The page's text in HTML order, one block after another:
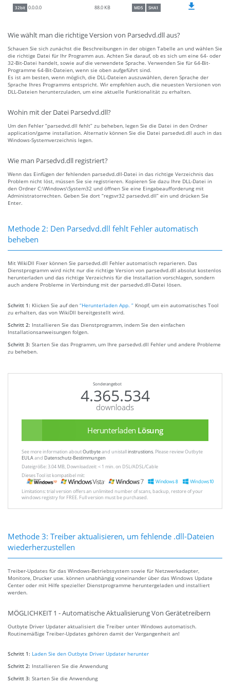
32bit 0.0.0.0 88.0 KB MD5 SHA1
Wie wählt man die richtige Version von Parsedvd.dll aus?
Schauen Sie sich zunächst die Beschreibungen in der obigen Tabelle an und wählen Sie
die richtige Datei für Ihr Programm aus. Achten Sie darauf, ob es sich um eine 64- oder
32-Bit-Datei handelt, sowie auf die verwendete Sprache. Verwenden Sie für 64-Bit-
Programme 64-Bit-Dateien, wenn sie oben aufgeführt sind.
Es ist am besten, wenn möglich, die DLL-Dateien auszuwählen, deren Sprache der
Sprache Ihres Programms entspricht. Wir empfehlen auch, die neuesten Versionen von
DLL-Dateien herunterzuladen, um eine aktuelle Funktionalität zu erhalten.
Wohin mit der Datei Parsedvd.dll?
Um den Fehler “parsedvd.dll fehlt” zu beheben, legen Sie die Datei in den Ordner
application/game installation. Alternativ können Sie die Datei parsedvd.dll auch in das
Windows-Systemverzeichnis legen.
Wie man Parsedvd.dll registriert?
Wenn das Einfügen der fehlenden parsedvd.dll-Datei in das richtige Verzeichnis das
Problem nicht löst, müssen Sie sie registrieren. Kopieren Sie dazu Ihre DLL-Datei in
den Ordner C:\Windows\System32 und öffnen Sie eine Eingabeaufforderung mit
Administratorrechten. Geben Sie dort “regsvr32 parsedvd.dll” ein und drücken Sie
Enter.
Methode 2: Den Parsedvd.dll fehlt Fehler automatisch
beheben
Mit WikiDll Fixer können Sie parsedvd.dll Fehler automatisch reparieren. Das
Dienstprogramm wird nicht nur die richtige Version von parsedvd.dll absolut kostenlos
herunterladen und das richtige Verzeichnis für die Installation vorschlagen, sondern
auch andere Probleme in Verbindung mit der parsedvd.dll-Datei lösen.
Schritt 1: Klicken Sie auf den “Herunterladen App. ” Knopf, um ein automatisches Tool
zu erhalten, das von WikiDll bereitgestellt wird.
Schritt 2: Installieren Sie das Dienstprogramm, indem Sie den einfachen
Installationsanweisungen folgen.
Schritt 3: Starten Sie das Programm, um Ihre parsedvd.dll Fehler und andere Probleme
zu beheben.
Sonderangebot
4.365.534
downloads
Herunterladen Lösung
See more information aboutOutbyteand unistallinstrustions. Please review Outbyte
EULAand Datenschutz-Bestimmungen
Dateigröße: 3.04 MB, Downloadzeit: < 1 min. on DSL/ADSL/Cable
Dieses Tool ist kompatibel mit:
Limitations: trial version offers an unlimited number of scans, backup, restore of your
windows registry for FREE. Full version must be purchased.
Methode 3: Treiber aktualisieren, um fehlende .dll-Dateien
wiederherzustellen
Treiber-Updates für das Windows-Betriebssystem sowie für Netzwerkadapter,
Monitore, Drucker usw. können unabhängig voneinander über das Windows Update
Center oder mit Hilfe spezieller Dienstprogramme heruntergeladen und installiert
werden.
MÖGLICHKEIT 1 - Automatische Aktualisierung Von Gerätetreibern
Outbyte Driver Updater aktualisiert die Treiber unter Windows automatisch.
Routinemäßige Treiber-Updates gehören damit der Vergangenheit an!
Schritt 1: Laden Sie den Outbyte Driver Updater herunter
Schritt 2: Installieren Sie die Anwendung
Schritt 3: Starten Sie die Anwendung